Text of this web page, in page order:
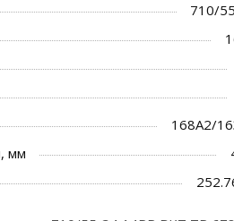
710/
168A2/
мм